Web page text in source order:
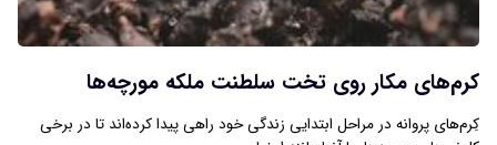
کرم‌های مکار روی تخت سلطنت ملکه مورچه‌ها
کِرم‌های پروانه در مراحل ابتدایی زندگی خود راهی پیدا کرده‌اند تا در برخی